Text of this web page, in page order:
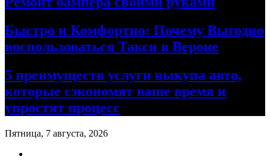
Быстро и Комфортно: Почему Выгодно
воспользоваться Такси в Вероне
5 преимуществ услуги выкупа авто,
которые сэкономят ваше время и
упростят процесс
Пятница, 7 августа, 2026